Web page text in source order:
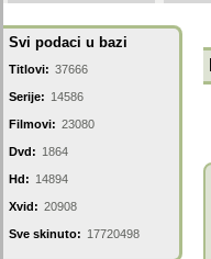
Svi podaci u bazi
Titlovi: 37666
Serije: 14586
Filmovi: 23080
Dvd: 1864
Hd: 14894
Xvid: 20908
Sve skinuto: 17720498